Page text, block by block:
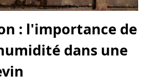
: l'importance de
dans une